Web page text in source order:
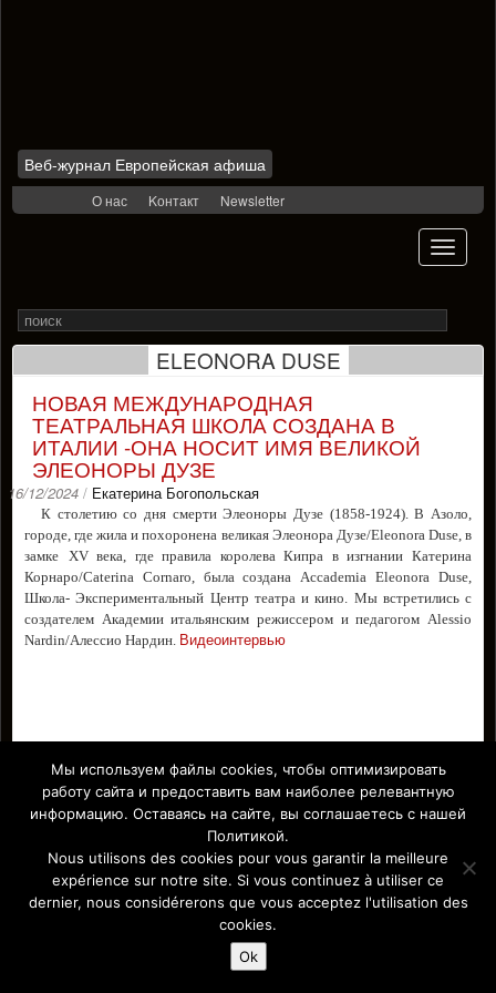
Веб-журнал Европейская афиша
О нас Kонтакт Newsletter
Toggle
Search
for
ELEONORA DUSE
НОВАЯ МЕЖДУНАРОДНАЯ
ТЕАТРАЛЬНАЯ ШКОЛА СОЗДАНА В
ИТАЛИИ -ОНА НОСИТ ИМЯ ВЕЛИКОЙ
ЭЛЕОНОРЫ ДУЗЕ
16/12/2024 / Екатерина Богопольская
К столетию со дня смерти Элеоноры Дузе (1858-1924). В Азоло,
городе, где жила и похоронена великая Элеонора Дузе/Eleonora Duse, в
замке XVвека, где правила королева Кипра в изгнанииКатерина
Корнаро/Caterina Cornaro, была созданаAccademia Eleonora Duse,
Школа- Экспериментальный Центр театрaи кино. Мы встретились с
создателем Академии итальянским режиссером и педагогом Alessio
Nardin/Алессио Нардин. Видеоинтервью
ALESSIO NARDIN , ASOLO , ELEONORA DUSE
Facebook
Affiche Paris-Europe magazine/ Афиша Париж-Европа © 2011-
2026 Afficha.info -Tous droits réservés/Все права защищены –
Mentions légales
Мы используем файлы cookies, чтобы оптимизировать
работу сайта и предоставить вам наиболее релевантную
информацию. Оставаясь на сайте, вы соглашаетесь с нашей
Политикой.
Nous utilisons des cookies pour vous garantir la meilleure
expérience sur notre site. Si vous continuez à utiliser ce
dernier, nous considérerons que vous acceptez l'utilisation des
cookies.
Ok